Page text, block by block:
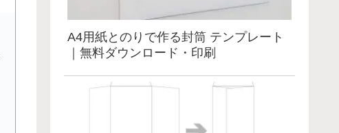
A4用紙とのりで作る封筒 テンプレート
｜無料ダウンロード・印刷